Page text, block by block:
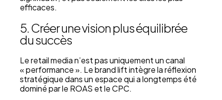
efficaces.
5. Créer une vision plus équilibrée
du succès
Le retail media n’est pas uniquement un canal
« performance ». Le brand lift intègre la réflexion
stratégique dans un espace qui a longtemps été
dominé par le ROAS et le CPC.